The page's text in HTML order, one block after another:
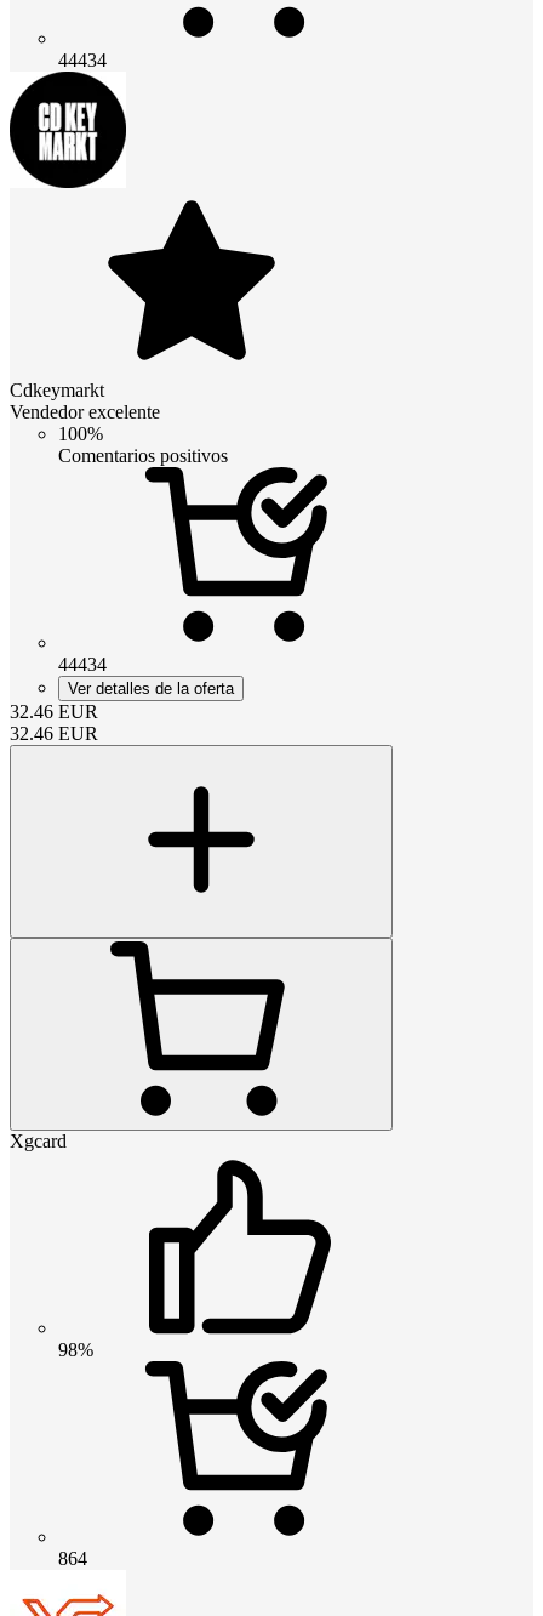
44434
Cdkeymarkt
Vendedor excelente
100%
Comentarios positivos
44434
Ver detalles de la oferta
32.46 EUR
32.46 EUR
Xgcard
98%
864